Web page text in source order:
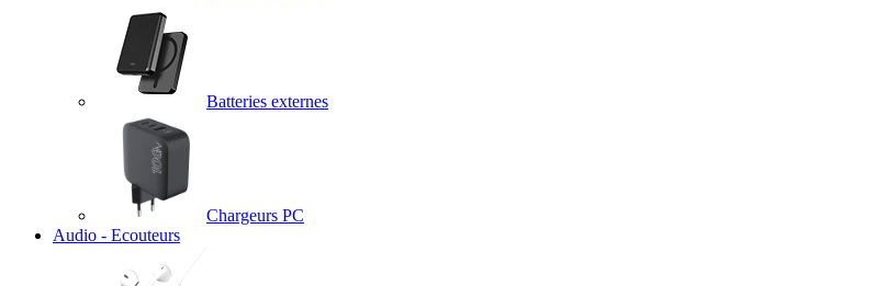
Batteries externes
Chargeurs PC
Audio - Ecouteurs